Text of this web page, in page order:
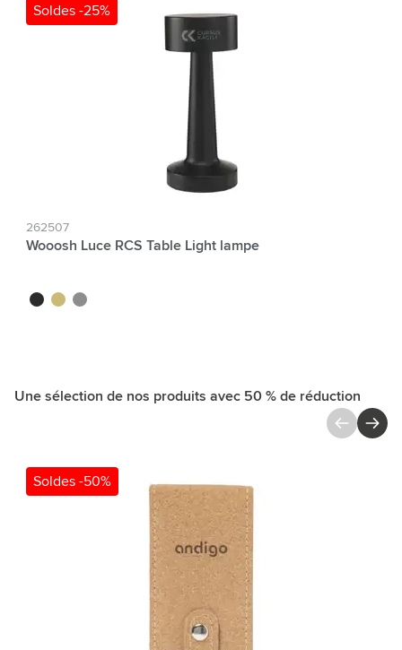
Soldes -25%
262507
Wooosh Luce RCS Table Light lampe
noir doré argenté
Une sélection de nos produits avec 50 % de réduction
Soldes -50%